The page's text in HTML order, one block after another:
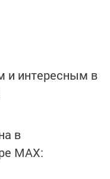
и интересным в
в
MАХ: